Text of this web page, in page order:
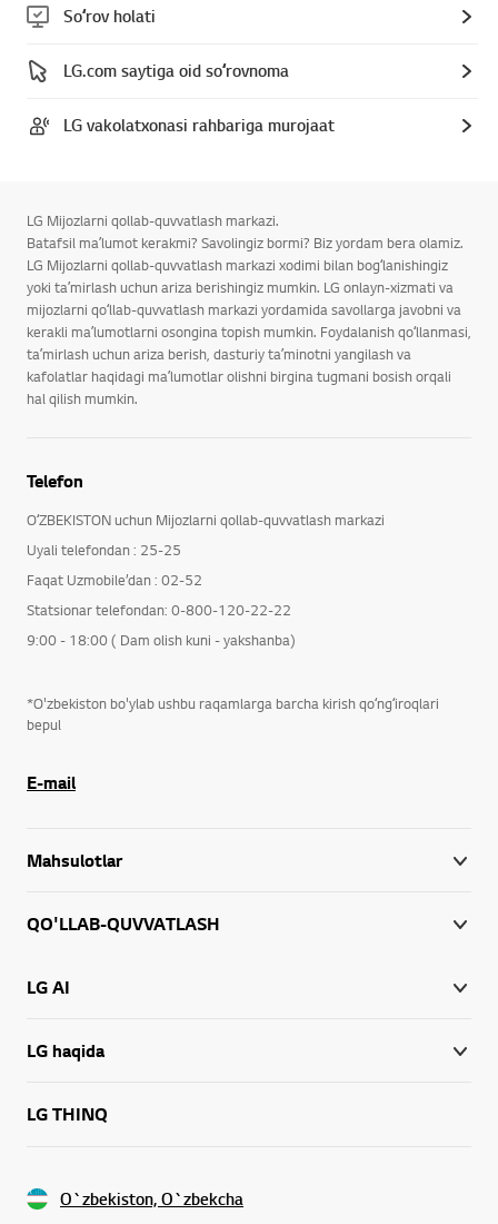
Soʻrov holati
LG.com saytiga oid soʻrovnoma
LG vakolatxonasi rahbariga murojaat
LG Mijozlarni qollab-quvvatlash markazi.
Batafsil maʼlumot kerakmi? Savolingiz bormi? Biz yordam bera olamiz.
LG Mijozlarni qollab-quvvatlash markazi xodimi bilan bogʻlanishingiz
yoki taʼmirlash uchun ariza berishingiz mumkin. LG onlayn-xizmati va
mijozlarni qoʻllab-quvvatlash markazi yordamida savollarga javobni va
kerakli maʼlumotlarni osongina topish mumkin. Foydalanish qoʻllanmasi,
taʼmirlash uchun ariza berish, dasturiy taʼminotni yangilash va
kafolatlar haqidagi maʼlumotlar olishni birgina tugmani bosish orqali
hal qilish mumkin.
Telefon
OʻZBEKISTON uchun Mijozlarni qollab-quvvatlash markazi
Uyali telefondan : 25-25
Faqat Uzmobile’dan : 02-52
Statsionar telefondan: 0-800-120-22-22
9:00 - 18:00 ( Dam olish kuni - yakshanba)
*O'zbekiston bo'ylab ushbu raqamlarga barcha kirish qoʻngʻiroqlari
bepul
E-mail
Mahsulotlar
QO'LLAB-QUVVATLASH
LG AI
LG haqida
LG THINQ
O`zbekiston, O`zbekcha